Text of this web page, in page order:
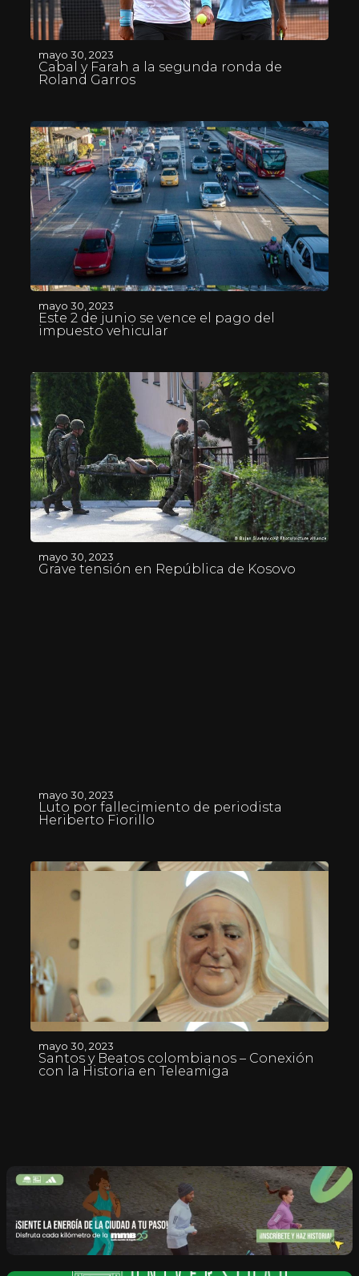
mayo 30, 2023
Cabal y Farah a la segunda ronda de
Roland Garros
mayo 30, 2023
Este 2 de junio se vence el pago del
impuesto vehicular
mayo 30, 2023
Grave tensión en República de Kosovo
mayo 30, 2023
Luto por fallecimiento de periodista
Heriberto Fiorillo
mayo 30, 2023
Santos y Beatos colombianos – Conexión
con la Historia en Teleamiga